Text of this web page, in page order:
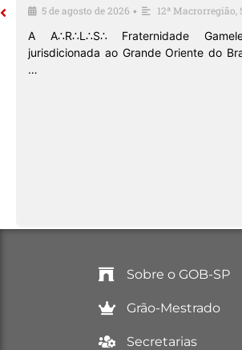
5 de agosto de 2026 • 12ª Macrorregião
A A∴R∴L∴S∴ Fraternidade
jurisdicionada ao Grande Oriente do
…
Sobre o GOB-SP
Grão-Mestrado
Secretarias